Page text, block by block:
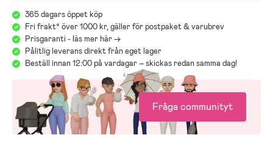
365 dagars öppet köp
Fri frakt* över 1000 kr, gäller för postpaket & varubrev
Prisgaranti - läs mer här ->
Pålitlig leverans direkt från eget lager
Beställ innan 12:00 på vardagar – skickas redan samma dag!
Fråga communityt